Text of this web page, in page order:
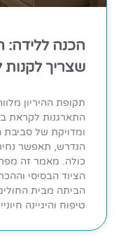
הכנה
שצריך לקנות
תקופת ההיריון
התארגנות לקראת
ומדויקת של סביבת
הנדרש, תאפשר
כולה. מאמר זה
הציוד הבסיסי
הביתה מבית
טיפוח והיגיינה